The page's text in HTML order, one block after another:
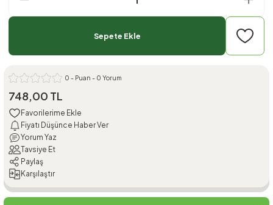
Sepete Ekle
0 - Puan - 0 Yorum
748,00 TL
Fiyatı Düşünce Haber Ver
Yorum Yaz
Tavsiye Et
Paylaş
Karşılaştır